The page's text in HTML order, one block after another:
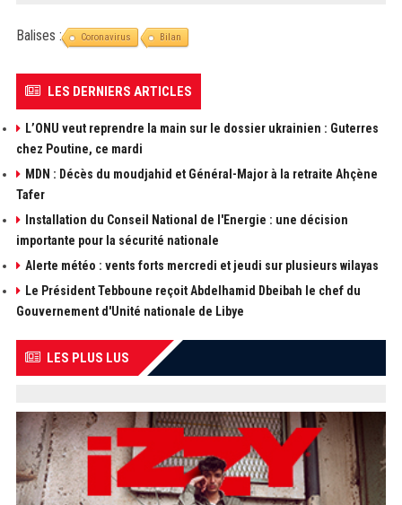
Balises : Coronavirus Bilan
LES DERNIERS ARTICLES
L’ONU veut reprendre la main sur le dossier ukrainien : Guterres
chez Poutine, ce mardi
MDN : Décès du moudjahid et Général-Major à la retraite Ahçène
Tafer
Installation du Conseil National de l'Energie : une décision
importante pour la sécurité nationale
Alerte météo : vents forts mercredi et jeudi sur plusieurs wilayas
Le Président Tebboune reçoit Abdelhamid Dbeibah le chef du
Gouvernement d'Unité nationale de Libye
LES PLUS LUS